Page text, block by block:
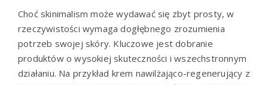
Choć skinimalism może wydawać się zbyt prosty, w
rzeczywistości wymaga dogłębnego zrozumienia
potrzeb swojej skóry. Kluczowe jest dobranie
produktów o wysokiej skuteczności i wszechstronnym
działaniu. Na przykład krem nawilżająco-regenerujący z